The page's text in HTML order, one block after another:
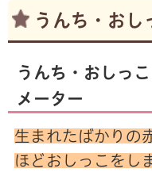
うんち・おし
うんち・おしっ
メーター
生まれたばかりの
ほどおしっこをし